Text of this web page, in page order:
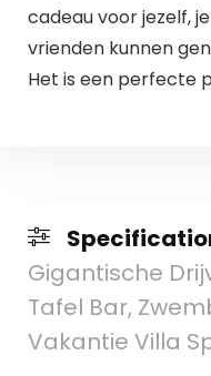
cadeau voor jezelf,
vrienden kunnen
Het is een perfecte
Gigantische
Tafel Bar,
Vakantie Villa